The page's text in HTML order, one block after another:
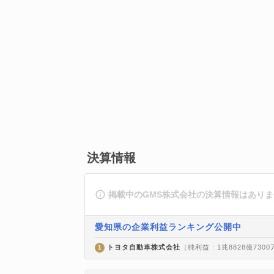
決算情報
掲載中のGMS株式会社の決算情報はありま
愛知県の企業利益ランキング公開中
1 トヨタ自動車株式会社 （純利益 : 1兆8828億7300